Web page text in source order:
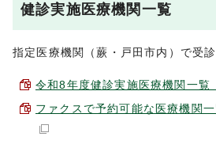
健診実施医療機関一覧
指定医療機関（蕨・戸田市内）で受診
令和8年度健診実施医療機関一覧
ファクスで予約可能な医療機関